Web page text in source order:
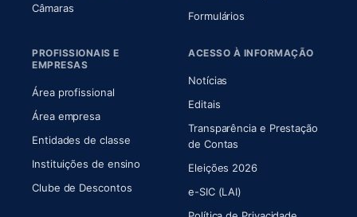
Câmaras(abre em nova aba)
Formulários
PROFISSIONAIS E
EMPRESAS
Área profissional
Área empresa
Entidades de classe
Instituições de ensino
Clube de Descontos
ACESSO À INFORMAÇÃO
Notícias
Editais
Transparência e Prestação
de Contas
Eleições 2026
e-SIC (LAI)